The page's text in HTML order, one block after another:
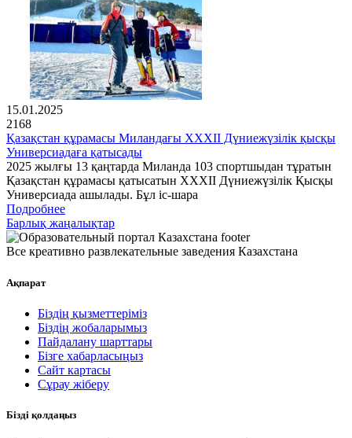
15.01.2025
2168
Қазақстан құрамасы Миландағы XXXII Дүниежүзілік қысқы
Универсиадаға қатысады
2025 жылғы 13 қаңтарда Миланда 103 спортшыдан тұратын
Қазақстан құрамасы қатысатын XXXII Дүниежүзілік Қысқы
Универсиада ашылады. Бұл іс-шара
Подробнее
Барлық жаңалықтар
Все креативно развлекательные заведения Казахстана
Ақпарат
Біздің қызметтеріміз
Біздің жобаларымыз
Пайдалану шарттары
Бізге хабарласыңыз
Сайт картасы
Сұрау жіберу
Бізді қолдаңыз